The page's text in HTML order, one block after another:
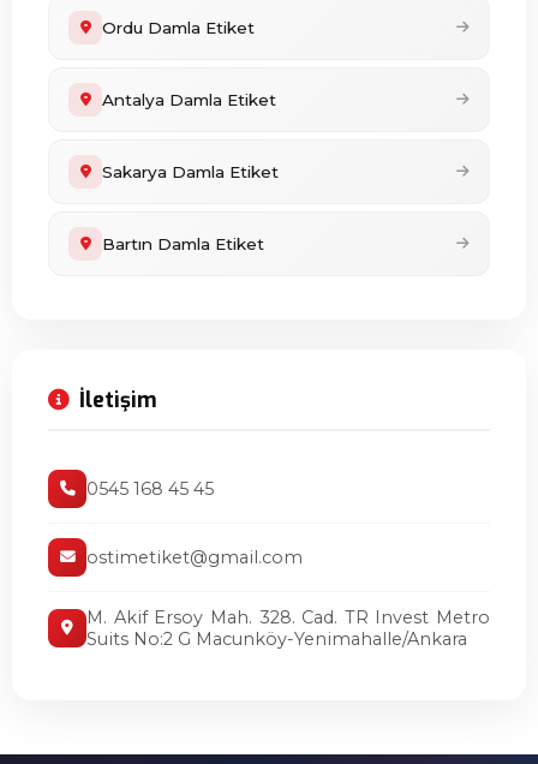
Ordu Damla Etiket
Antalya Damla Etiket
Sakarya Damla Etiket
Bartın Damla Etiket
İletişim
0545 168 45 45
ostimetiket@gmail.com
M. Akif Ersoy Mah. 328. Cad. TR Invest Metro
Suits No:2 G Macunköy-Yenimahalle/Ankara